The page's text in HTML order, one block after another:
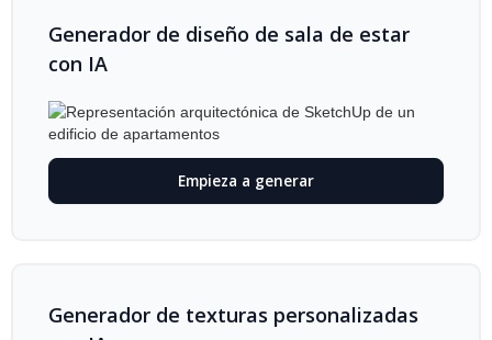
Generador de diseño de sala de estar
con IA
Empieza a generar
Generador de texturas personalizadas